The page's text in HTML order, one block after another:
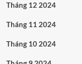
Tháng 12 2024
Tháng 11 2024
Tháng 10 2024